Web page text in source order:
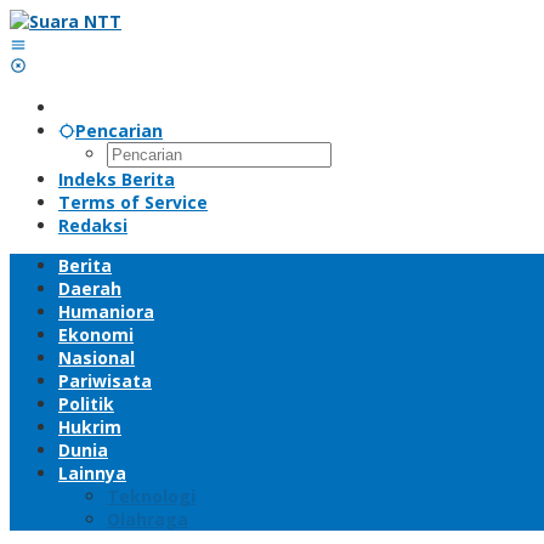
Lewati
ke
konten
Pencarian
Indeks Berita
Terms of Service
Redaksi
Berita
Daerah
Humaniora
Ekonomi
Nasional
Pariwisata
Politik
Hukrim
Dunia
Lainnya
Teknologi
Olahraga